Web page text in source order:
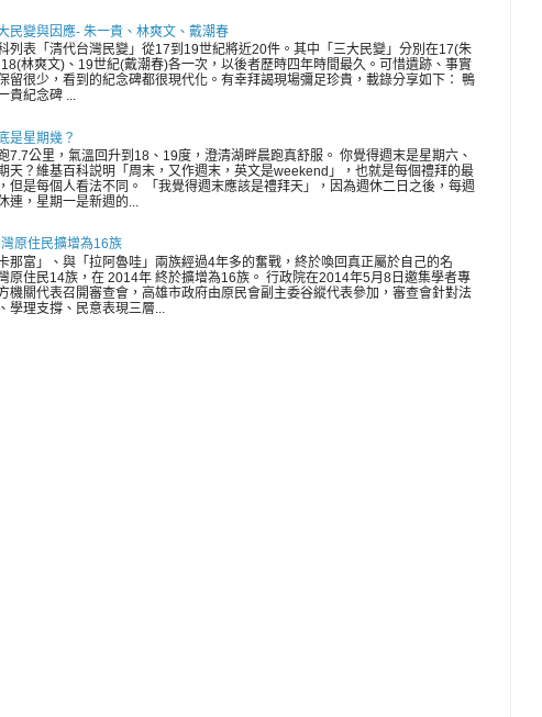
民變與因應- 朱一貴、林爽文、戴潮春
列表「清代台灣民變」從17到19世紀將近20件。其中「三大民變」分別在17(朱
林爽文)、19世紀(戴潮春)各一次，以後者歷時四年時間最久。可惜遺跡、事實
留很少，看到的紀念碑都很現代化。有幸拜謁現場彌足珍貴，載錄分享如下： 鴨
貴紀念碑 ...
是星期幾？
7.7公里，氣溫回升到18、19度，澄清湖畔晨跑真舒服。 你覺得週末是星期六、
天？維基百科説明「周末，又作週末，英文是weekend」，也就是每個禮拜的最
但是每個人看法不同。 「我覺得週末應該是禮拜天」，因為週休二日之後，每週
連，星期一是新週的...
原住民擴增為16族
卡那富」、與「拉阿魯哇」兩族經過4年多的奮戰，終於喚回真正屬於自己的名
原住民14族，在 2014年 終於擴增為16族。 行政院在2014年5月8日邀集學者專
機關代表召開審查會，高雄市政府由原民會副主委谷縱代表參加，審查會針對法
學理支撐、民意表現三層...